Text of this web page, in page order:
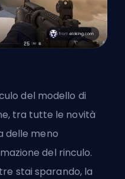
del modello di
tra tutte le novità
delle meno
del rinculo.
stai sparando, la